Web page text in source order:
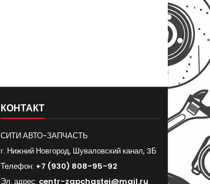
КОНТАКТ
СИТИ АВТО-ЗАПЧАСТЬ
г. Нижний Новгород, Шуваловский канал, 3Б
Телефон: +7 (930) 808-95-92
Эл. адрес: centr-zapchastei@mail.ru